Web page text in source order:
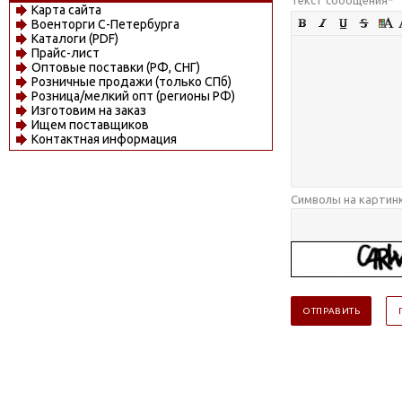
Карта сайта
Военторги С-Петербурга
Каталоги (PDF)
Прайс-лист
Оптовые поставки (РФ, СНГ)
Розничные продажи (только СПб)
Розница/мелкий опт (регионы РФ)
Изготовим на заказ
Ищем поставщиков
Контактная информация
Символы на